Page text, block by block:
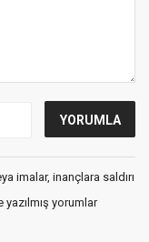
imalar, inançlara saldırı
yorumlar